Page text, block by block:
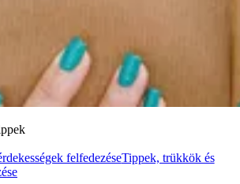
felfedezéseTippek, trükkök és